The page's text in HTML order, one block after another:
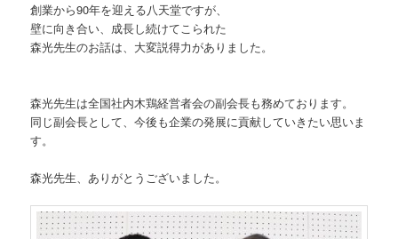
創業から90年を迎える八天堂ですが、
壁に向き合い、成長し続けてこられた
森光先生のお話は、大変説得力がありました。
森光先生は全国社内木鶏経営者会の副会長も務めております。
同じ副会長として、今後も企業の発展に貢献していきたい思いま
す。
森光先生、ありがとうございました。